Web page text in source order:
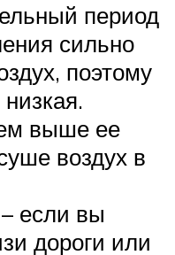
период
сильно
поэтому
выше ее
воздух в
если вы
дороги или